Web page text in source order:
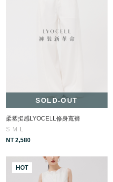
SOLD-OUT
柔塑挺感LYOCELL修身寬褲
S M
L
NT 2,580
HOT